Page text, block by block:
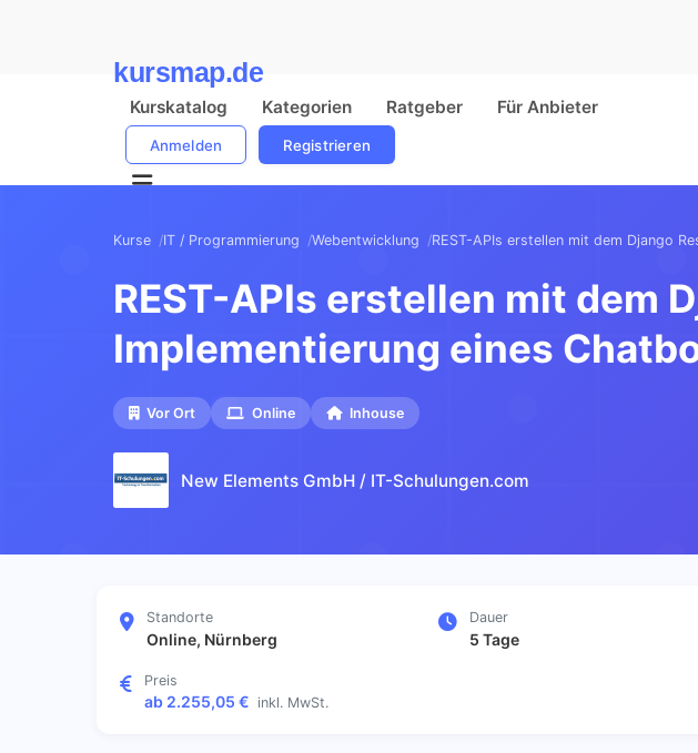
kursmap.de
Kurskatalog Kategorien Ratgeber Für Anbieter
Anmelden Registrieren
Kurse IT / Programmierung Webentwicklung REST-APIs erstellen mit dem Django
REST-APIs erstellen mit dem
Implementierung eines
Vor Ort Online Inhouse
New Elements GmbH / IT-Schulungen.com
Standorte
Online, Nürnberg
Dauer
5 Tage
Preis
ab 2.255,05 € inkl. MwSt.